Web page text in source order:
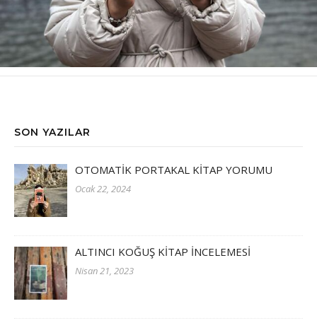
SON YAZILAR
OTOMATİK PORTAKAL KİTAP YORUMU
Ocak 22, 2024
ALTINCI KOĞUŞ KİTAP İNCELEMESİ
Nisan 21, 2023